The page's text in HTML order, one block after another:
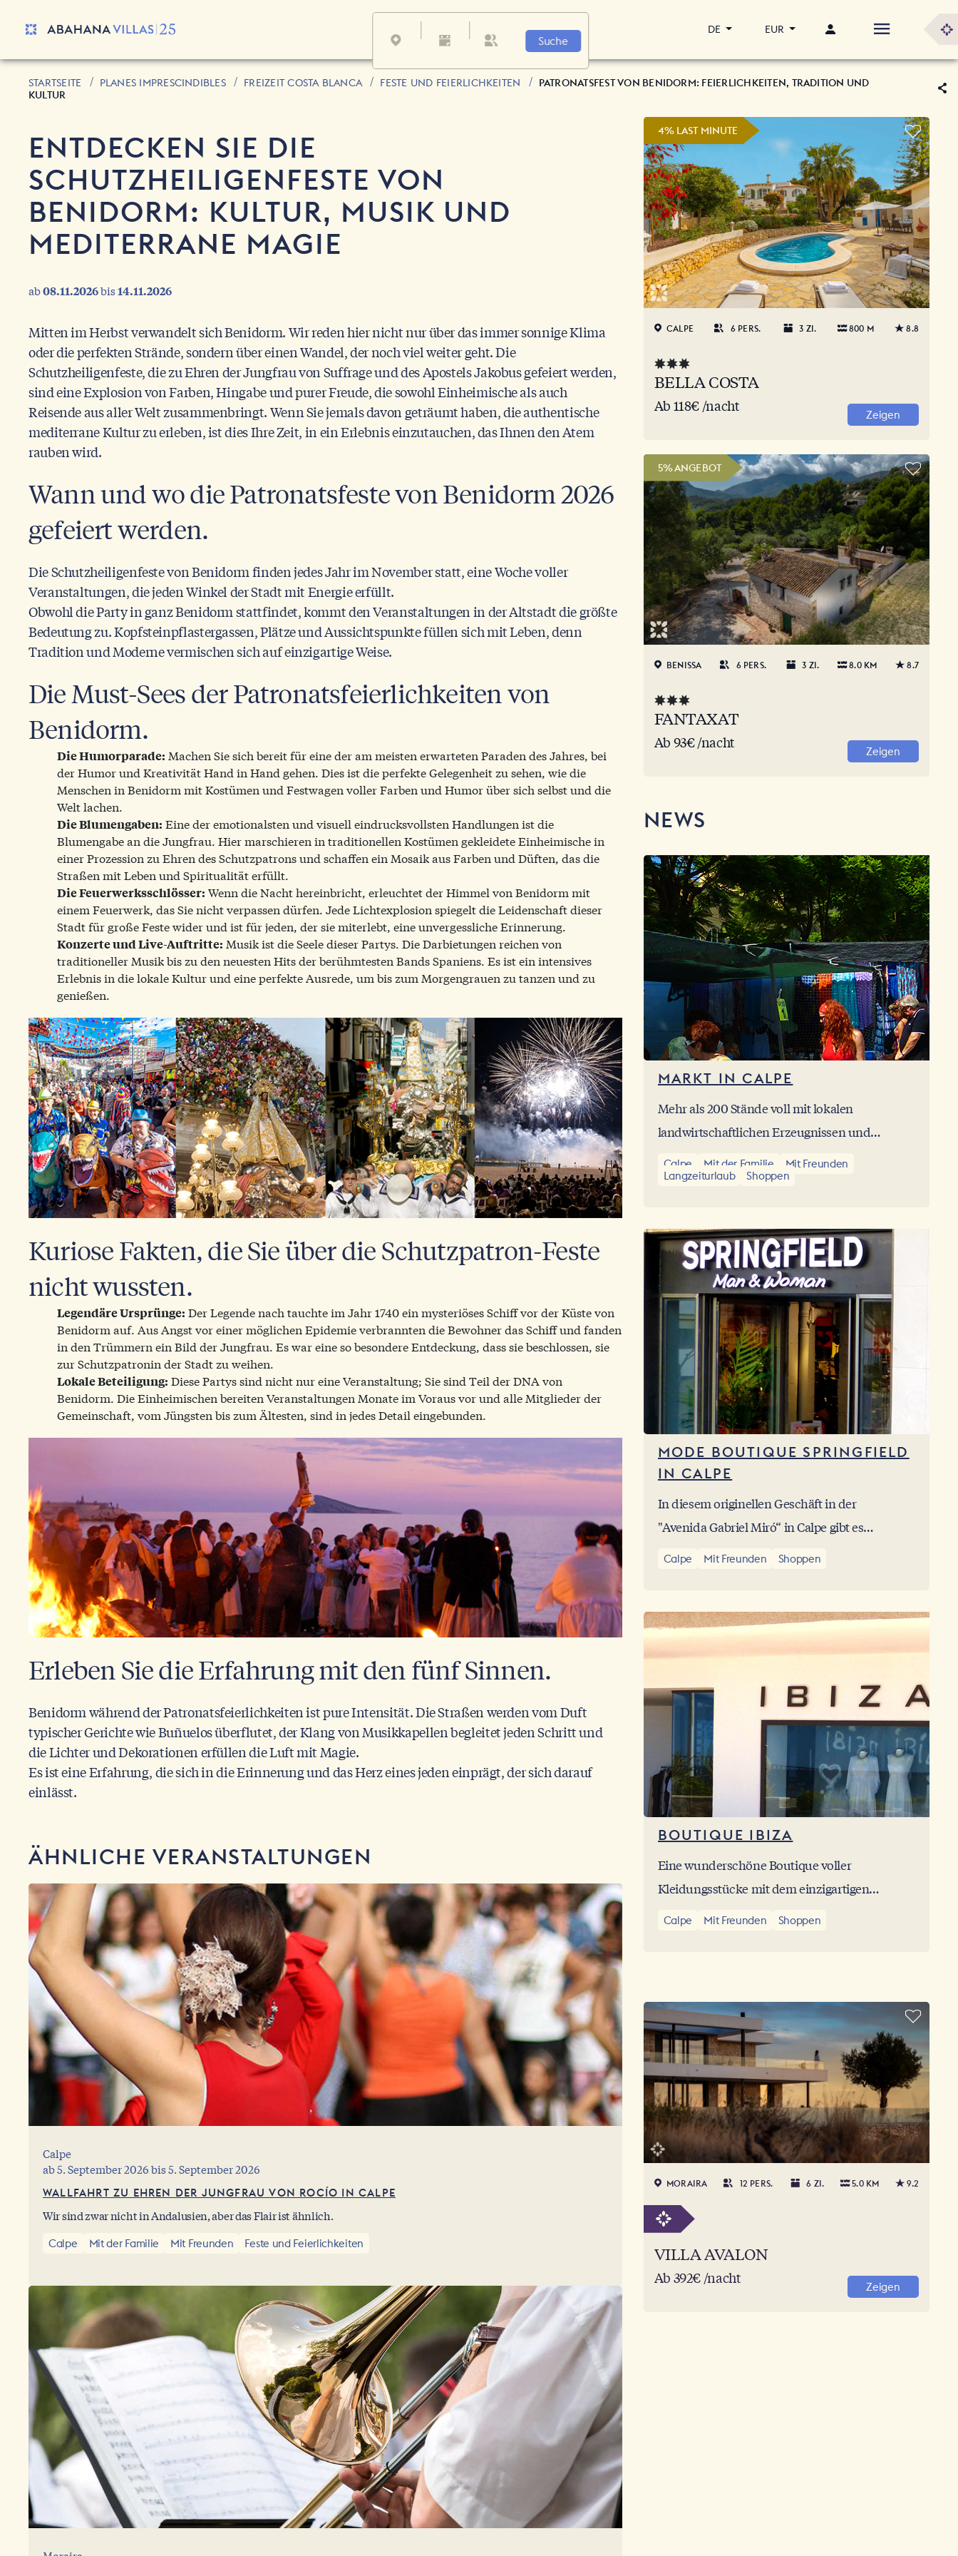
DE EUR
Suche
STARTSEITE PLANES IMPRESCINDIBLES FREIZEIT COSTA BLANCA FESTE UND FEIERLICHKEITEN
PATRONATSFEST VON BENIDORM: FEIERLICHKEITEN, TRADITION UND
KULTUR
ENTDECKEN SIE DIE
SCHUTZHEILIGENFESTE VON
BENIDORM: KULTUR, MUSIK UND
MEDITERRANE MAGIE
ab08.11.2026bis14.11.2026
Mitten im Herbst verwandelt sich Benidorm. Wir reden hier nicht nur über das immer sonnige Klima
oder die perfekten Strände, sondern über einen Wandel, der noch viel weiter geht. Die
Schutzheiligenfeste, die zu Ehren der Jungfrau von Suffrage und des Apostels Jakobus gefeiert werden,
sind eine Explosion von Farben, Hingabe und purer Freude, die sowohl Einheimische als auch
Reisende aus aller Welt zusammenbringt. Wenn Sie jemals davon geträumt haben, die authentische
mediterrane Kultur zu erleben, ist dies Ihre Zeit, in ein Erlebnis einzutauchen, das Ihnen den Atem
rauben wird.
Wann und wo die Patronatsfeste von Benidorm 2026
gefeiert werden.
Die Schutzheiligenfeste von Benidorm finden jedes Jahr im November statt, eine Woche voller
Veranstaltungen, die jeden Winkel der Stadt mit Energie erfüllt.
Obwohl die Party in ganz Benidorm stattfindet, kommt den Veranstaltungen in der Altstadt die größte
Bedeutung zu. Kopfsteinpflastergassen, Plätze und Aussichtspunkte füllen sich mit Leben, denn
Tradition und Moderne vermischen sich auf einzigartige Weise.
Die Must-Sees der Patronatsfeierlichkeiten von
Benidorm.
Die Humorparade: Machen Sie sich bereit für eine der am meisten erwarteten Paraden des Jahres, bei
der Humor und Kreativität Hand in Hand gehen. Dies ist die perfekte Gelegenheit zu sehen, wie die
Menschen in Benidorm mit Kostümen und Festwagen voller Farben und Humor über sich selbst und die
Welt lachen.
Die Blumengaben: Eine der emotionalsten und visuell eindrucksvollsten Handlungen ist die
Blumengabe an die Jungfrau. Hier marschieren in traditionellen Kostümen gekleidete Einheimische in
einer Prozession zu Ehren des Schutzpatrons und schaffen ein Mosaik aus Farben und Düften, das die
Straßen mit Leben und Spiritualität erfüllt.
Die Feuerwerksschlösser: Wenn die Nacht hereinbricht, erleuchtet der Himmel von Benidorm mit
einem Feuerwerk, das Sie nicht verpassen dürfen. Jede Lichtexplosion spiegelt die Leidenschaft dieser
Stadt für große Feste wider und ist für jeden, der sie miterlebt, eine unvergessliche Erinnerung.
Konzerte und Live-Auftritte: Musik ist die Seele dieser Partys. Die Darbietungen reichen von
traditioneller Musik bis zu den neuesten Hits der berühmtesten Bands Spaniens. Es ist ein intensives
Erlebnis in die lokale Kultur und eine perfekte Ausrede, um bis zum Morgengrauen zu tanzen und zu
genießen.
Kuriose Fakten, die Sie über die Schutzpatron-Feste
nicht wussten.
Legendäre Ursprünge: Der Legende nach tauchte im Jahr 1740 ein mysteriöses Schiff vor der Küste von
Benidorm auf. Aus Angst vor einer möglichen Epidemie verbrannten die Bewohner das Schiff und fanden
in den Trümmern ein Bild der Jungfrau. Es war eine so besondere Entdeckung, dass sie beschlossen, sie
zur Schutzpatronin der Stadt zu weihen.
Lokale Beteiligung: Diese Partys sind nicht nur eine Veranstaltung; Sie sind Teil der DNA von
Benidorm. Die Einheimischen bereiten Veranstaltungen Monate im Voraus vor und alle Mitglieder der
Gemeinschaft, vom Jüngsten bis zum Ältesten, sind in jedes Detail eingebunden.
Erleben Sie die Erfahrung mit den fünf Sinnen.
Benidorm während der Patronatsfeierlichkeiten ist pure Intensität. Die Straßen werden vom Duft
typischer Gerichte wie Buñuelos überflutet, der Klang von Musikkapellen begleitet jeden Schritt und
die Lichter und Dekorationen erfüllen die Luft mit Magie.
Es ist eine Erfahrung, die sich in die Erinnerung und das Herz eines jeden einprägt, der sich darauf
einlässt.
ÄHNLICHE VERANSTALTUNGEN
Calpe
ab5. September 2026bis5. September 2026
WALLFAHRT ZU EHREN DER JUNGFRAU VON ROCÍO IN CALPE
Wir sind zwar nicht in Andalusien, aber das Flair ist ähnlich.
Calpe Mit der Familie Mit Freunden Feste und Feierlichkeiten
4% LAST MINUTE
CALPE 6 PERS. 3 ZI. 800 M 8.8
BELLA COSTA
Ab 118€ /nacht
Zeigen
5% ANGEBOT
BENISSA 6 PERS. 3 ZI. 8.0 KM 8.7
FANTAXAT
Ab 93€ /nacht
Zeigen
NEWS
MARKT IN CALPE
Mehr als 200 Stände voll mit lokalen
landwirtschaftlichen Erzeugnissen und
typischen Produkten der Region warten
hier jeden Samstag auf die Bewohner und
Calpe Mit der Familie
Mit Freunden
Langzeiturlaub
Shoppen
MODE BOUTIQUE SPRINGFIELD
IN CALPE
In diesem originellen Geschäft in der
"Avenida Gabriel Miró“ in Calpe gibt es
Stoffe und vor allem Kleidung jeder Art, sei
und seinem Stil am meisten entspricht.
Calpe Mit Freunden Shoppen
BOUTIQUE IBIZA
Eine wunderschöne Boutique voller
Kleidungsstücke mit dem einzigartigen
Flair von Ibiza. Kleider aus Baumwolle,
Calpe Mit Freunden Shoppen
MORAIRA 12 PERS. 6 ZI. 5.0 KM 9.2
VILLA AVALON
Ab 392€ /nacht
Zeigen